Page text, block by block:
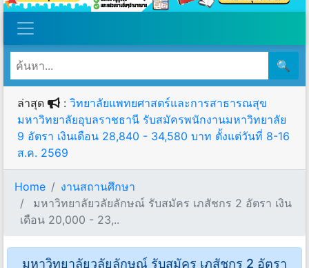
🔍
ล่าสุด : วิทยาลัยแพทยศาสตร์และการสาธารณสุข
มหาวิทยาลัยอุบลราชธานี รับสมัครพนักงานมหาวิทยาลัย
9 อัตรา เงินเดือน 28,840 - 34,580 บาท ตั้งแต่วันที่ 8-16
ส.ค. 2569
Home
งานสถานศึกษา
มหาวิทยาลัยวลัยลักษณ์ รับสมัคร เภสัชกร 2 อัตรา เงิน
เดือน 20,000 - 23,..
มหาวิทยาลัยวลัยลักษณ์ รับสมัคร เภสัชกร 2 อัตรา